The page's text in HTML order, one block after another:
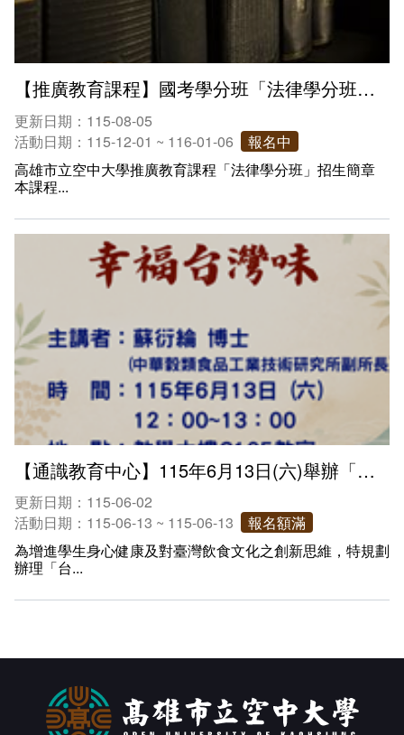
【推廣教育課程】國考學分班「法律學分班」115年12月開班!全遠距無須到校
更新日期：115-08-05
活動日期：115-12-01 ~ 116-01-06
報名中
高雄市立空中大學推廣教育課程「法律學分班」招生簡章
本課程...
【通識教育中心】115年6月13日(六)舉辦「台灣飲食文化的發展和創新－幸福台灣味」專題講座
更新日期：115-06-02
活動日期：115-06-13 ~ 115-06-13
報名額滿
為增進學生身心健康及對臺灣飲食文化之創新思維，特規劃
辦理「台...